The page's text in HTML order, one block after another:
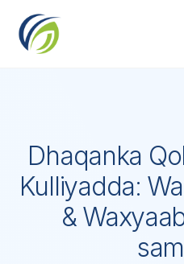
content
Dhaqanka
Kulliyadda:
&